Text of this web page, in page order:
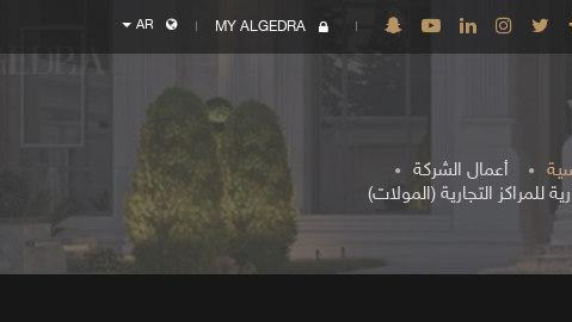
MY ALGEDRA
أعمال الشركة
للمراكز التجارية (المولات)